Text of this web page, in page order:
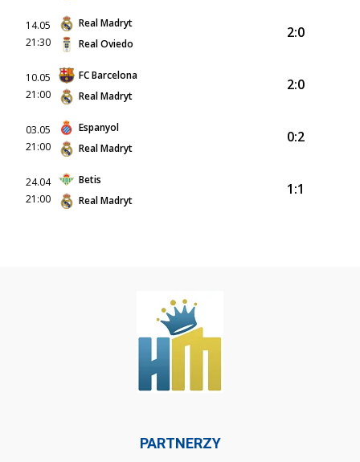
14.05
21:30
Real Madryt
Real Oviedo
2:0
10.05
21:00
FC Barcelona
Real Madryt
2:0
03.05
21:00
Espanyol
Real Madryt
0:2
24.04
21:00
Betis
Real Madryt
1:1
PARTNERZY